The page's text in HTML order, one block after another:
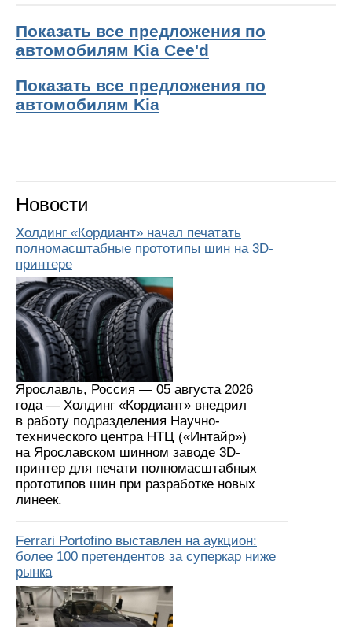
Показать все предложения по
автомобилям Kia Cee'd
Показать все предложения по
автомобилям Kia
Новости
Холдинг «Кордиант» начал печатать
полномасштабные прототипы шин на 3D-
принтере
Ярославль, Россия — 05 августа 2026
года — Холдинг «Кордиант» внедрил
в работу подразделения Научно-
технического центра НТЦ («Интайр»)
на Ярославском шинном заводе 3D-
принтер для печати полномасштабных
прототипов шин при разработке новых
линеек.
Ferrari Portofino выставлен на аукцион:
более 100 претендентов за суперкар ниже
рынка